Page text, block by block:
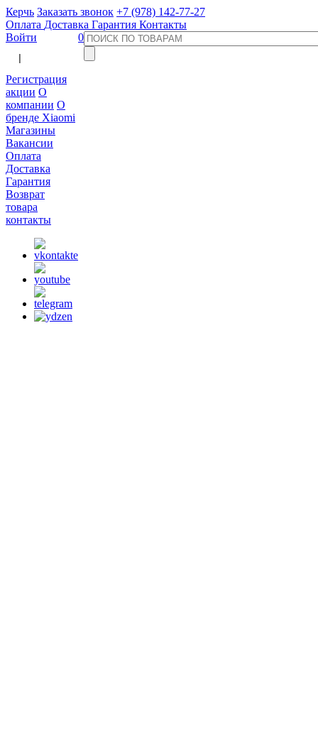
Керчь Заказать звонок +7 (978) 142-77-27
Оплата Доставка Гарантия Контакты
Войти
Регистрация
акции О
компании О
бренде Xiaomi
Магазины
Вакансии
Оплата
Доставка
Гарантия
Возврат
товара
контакты
0